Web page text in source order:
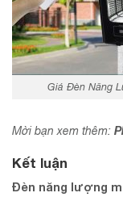
Giá Đèn Năng
Mời bạn xem thêm:
Kết luận
Đèn năng lượng